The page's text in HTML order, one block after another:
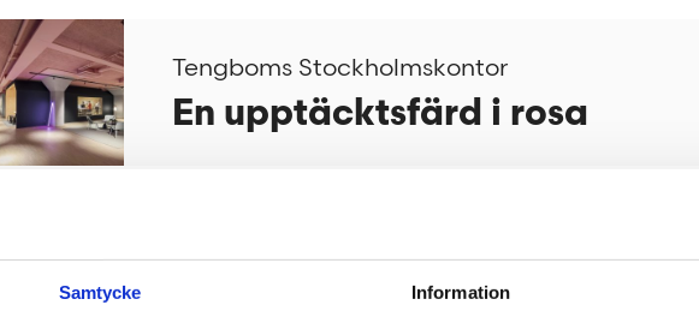
Samtycke Information
Tengboms Stockholmskontor
En upptäcktsfärd i rosa
Vinnarmotiveringen